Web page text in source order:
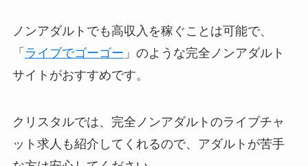
ノンアダルトでも高収入を稼ぐことは可能で、
「 ライブでゴーゴー 」のような完全ノンアダルト
サイトがおすすめです。
クリスタルでは、完全ノンアダルトのライブチャ
ット求人も紹介してくれるので、アダルトが苦手